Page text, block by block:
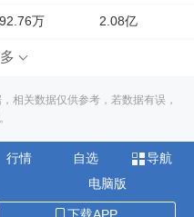
万 2.08亿
相关数据仅供参考，若数据有误，
行情 自选
导航
电脑版